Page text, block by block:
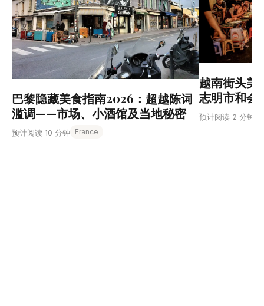
巴黎隐藏美食指南2026：超越陈词
滥调——市场、小酒馆及当地秘密
预计阅读 10 分钟 France
越南街头美
志明市和会
预计阅读 2 分钟